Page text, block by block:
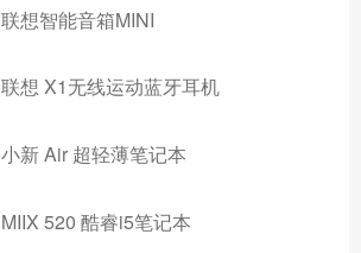
联想智能音箱MINI
联想 X1无线运动蓝牙耳机
小新 Air 超轻薄笔记本
MIIX 520 酷睿i5笔记本